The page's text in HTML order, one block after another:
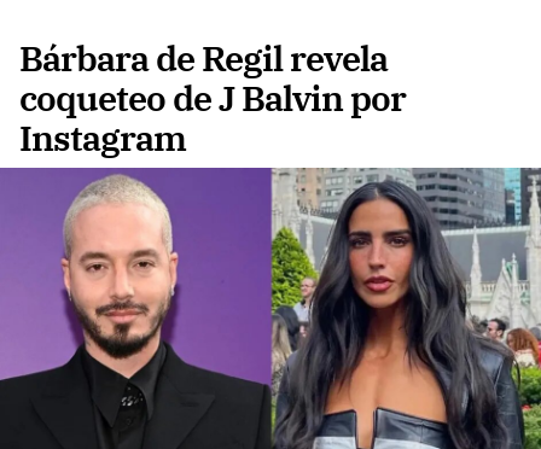
Bárbara de Regil revela
coqueteo de J Balvin por
Instagram